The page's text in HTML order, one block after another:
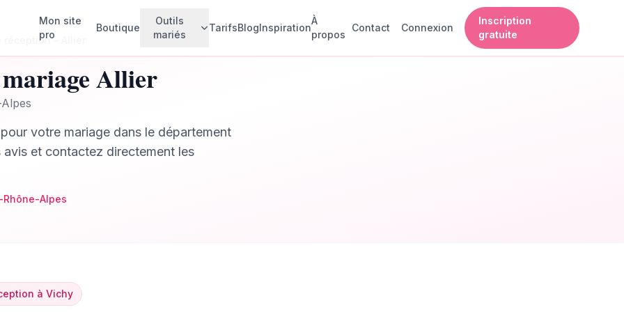
Mon site
pro
Boutique
Outils
mariés
Faire-parts animés
🪑
Invités & Plan de table
table
TarifsBlogInspiration
À
propos
Contact Connexion
Inscription
gratuite
réception–
Allier
votre mariage dans le département
et contactez directement les
Alpes
à Vichy